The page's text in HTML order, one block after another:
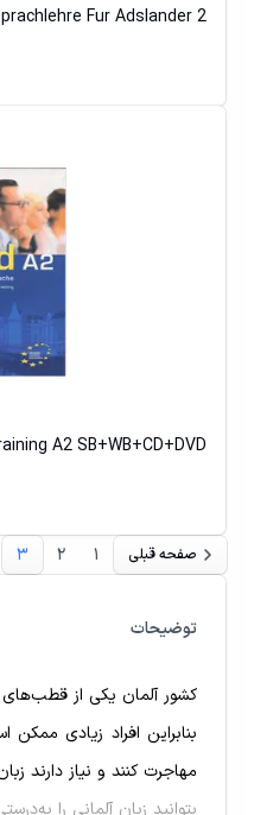
Fur Adslander 2
A2 SB+WB+CD+DVD
صفحه قبلی ۱ ۲ ۳
توضیحات
کشور آلمان یکی از قطب‌های
بنابراین افراد زیادی
مهاجرت کنند و نیاز دارند